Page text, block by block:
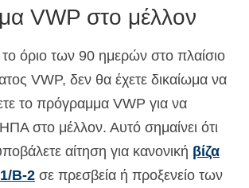
VWP στο μέλλον
το όριο των 90 ημερών στο πλαίσιο
VWP, δεν θα έχετε δικαίωμα να
το πρόγραμμα VWP για να
ΗΠΑ στο μέλλον. Αυτό σημαίνει ότι
αίτηση για κανονική βίζα
Β-2 σε πρεσβεία ή προξενείο των